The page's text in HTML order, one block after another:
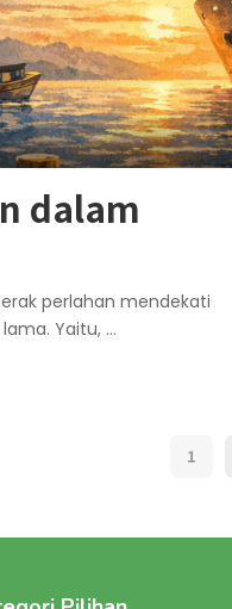
dalam
perlahan mendekati
Yaitu, ...
1